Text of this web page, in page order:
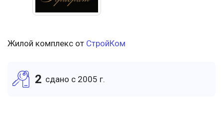
Жилой комплекс от СтройКом
2 cдано c 2005 г.